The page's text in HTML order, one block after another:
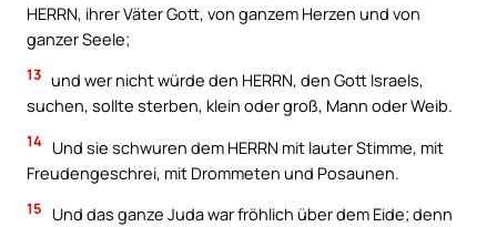
HERRN, ihrer Väter Gott, von ganzem Herzen und von
ganzer Seele;
13 und wer nicht würde den HERRN, den Gott Israels,
suchen, sollte sterben, klein oder groß, Mann oder Weib.
14 Und sie schwuren dem HERRN mit lauter Stimme, mit
Freudengeschrei, mit Drommeten und Posaunen.
15
Und das ganze Juda war fröhlich über dem Eide; denn